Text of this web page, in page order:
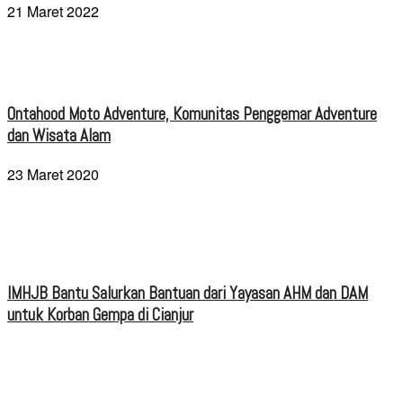
21 Maret 2022
Ontahood Moto Adventure, Komunitas Penggemar Adventure
dan Wisata Alam
23 Maret 2020
IMHJB Bantu Salurkan Bantuan dari Yayasan AHM dan DAM
untuk Korban Gempa di Cianjur